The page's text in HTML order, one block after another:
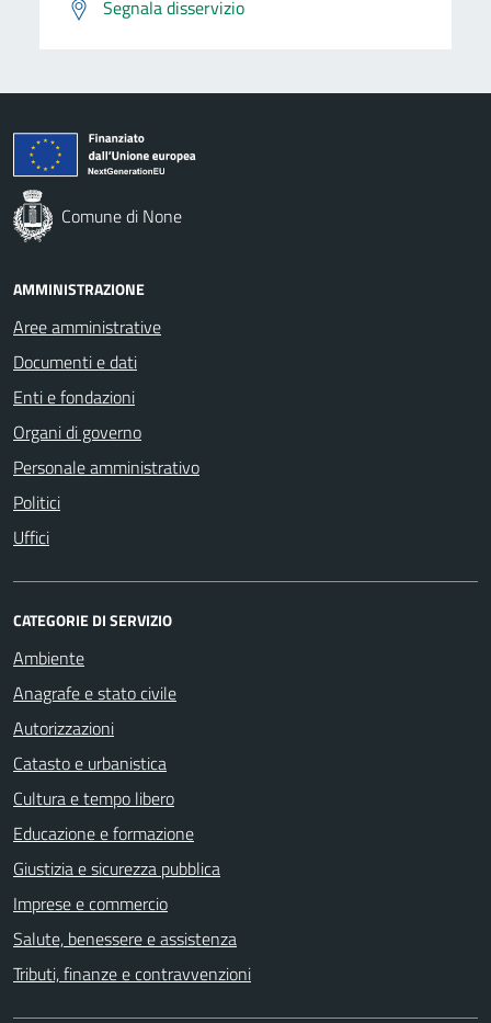
Segnala disservizio
Comune di None
AMMINISTRAZIONE
Aree amministrative
Documenti e dati
Enti e fondazioni
Organi di governo
Personale amministrativo
Politici
Uffici
CATEGORIE DI SERVIZIO
Ambiente
Anagrafe e stato civile
Autorizzazioni
Catasto e urbanistica
Cultura e tempo libero
Educazione e formazione
Giustizia e sicurezza pubblica
Imprese e commercio
Salute, benessere e assistenza
Tributi, finanze e contravvenzioni